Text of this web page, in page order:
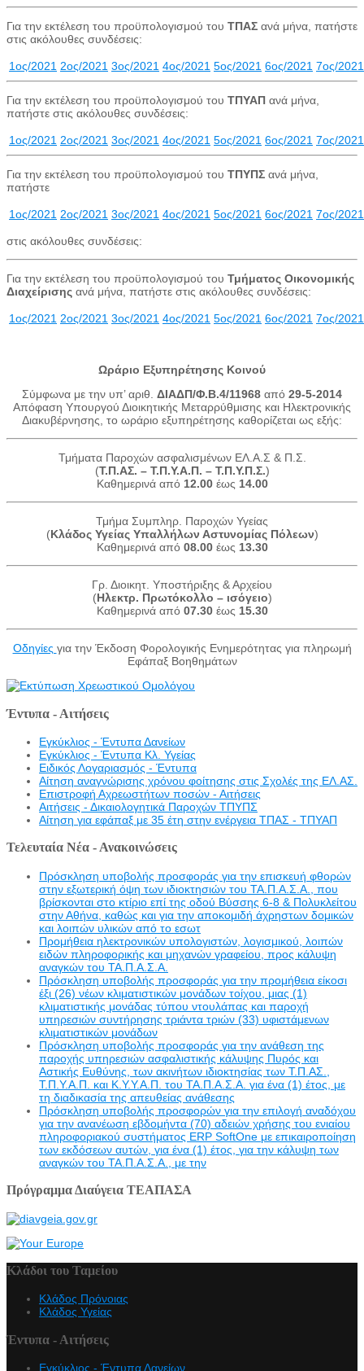
Για την εκτέλεση του προϋπολογισμού του ΤΠΑΣ ανά μήνα, πατήστε
στις ακόλουθες συνδέσεις:
1ος/2021 2ος/2021 3ος/2021 4ος/2021 5ος/2021 6ος/2021 7ος/2021
Για την εκτέλεση του προϋπολογισμού του ΤΠΥΑΠ ανά μήνα,
πατήστε στις ακόλουθες συνδέσεις:
1ος/2021 2ος/2021 3ος/2021 4ος/2021 5ος/2021 6ος/2021 7ος/2021
Για την εκτέλεση του προϋπολογισμού του ΤΠΥΠΣ ανά μήνα,
πατήστε
1ος/2021 2ος/2021 3ος/2021 4ος/2021 5ος/2021 6ος/2021 7ος/2021
στις ακόλουθες συνδέσεις:
Για την εκτέλεση του προϋπολογισμού του Τμήματος Οικονομικής
Διαχείρισης ανά μήνα, πατήστε στις ακόλουθες συνδέσεις:
1ος/2021 2ος/2021 3ος/2021 4ος/2021 5ος/2021 6ος/2021 7ος/2021
Ωράριο Εξυπηρέτησης Κοινού
Σύμφωνα με την υπ’ αριθ. ΔΙΑΔΠ/Φ.Β.4/11968 από 29-5-2014
Απόφαση Υπουργού Διοικητικής Μεταρρύθμισης και Ηλεκτρονικής
Διακυβέρνησης, το ωράριο εξυπηρέτησης καθορίζεται ως εξής:
Τμήματα Παροχών ασφαλισμένων ΕΛ.Α.Σ & Π.Σ.
(Τ.Π.ΑΣ. – Τ.Π.Υ.Α.Π. – Τ.Π.Υ.Π.Σ.)
Καθημερινά από 12.00 έως 14.00
Τμήμα Συμπληρ. Παροχών Υγείας
(Κλάδος Υγείας Υπαλλήλων Αστυνομίας Πόλεων)
Καθημερινά από 08.00έως 13.30
Γρ. Διοικητ. Υποστήριξης & Αρχείου
(Ηλεκτρ. Πρωτόκολλο – ισόγειο)
Καθημερινά από 07.30έως 15.30
Οδηγίες για την Έκδοση Φορολογικής Ενημερότητας για πληρωμή
Εφάπαξ Βοηθημάτων
Έντυπα - Αιτήσεις
Εγκύκλιος - Έντυπα Δανείων
Εγκύκλιος - Έντυπα Κλ. Υγείας
Eιδικός Λογαριασμός - Έντυπα
Αίτηση αναγνώρισης χρόνου φοίτησης στις Σχολές της ΕΛ.ΑΣ.
Επιστροφή Αχρεωστήτων ποσών - Αιτήσεις
Αιτήσεις - Δικαιολογητικά Παροχών ΤΠΥΠΣ
Αίτηση για εφάπαξ με 35 έτη στην ενέργεια ΤΠΑΣ - ΤΠΥΑΠ
Τελευταία Νέα - Ανακοινώσεις
Πρόσκληση υποβολής προσφοράς για την επισκευή φθορών
στην εξωτερική όψη των ιδιοκτησιών του ΤΑ.Π.Α.Σ.Α., που
βρίσκονται στο κτίριο επί της οδού Βύσσης 6-8 & Πολυκλείτου
στην Αθήνα, καθώς και για την αποκομιδή άχρηστων δομικών
και λοιπών υλικών από το εσωτ
Προμήθεια ηλεκτρονικών υπολογιστών, λογισμικού, λοιπών
ειδών πληροφορικής και μηχανών γραφείου, προς κάλυψη
αναγκών του ΤΑ.Π.Α.Σ.Α.
Πρόσκληση υποβολής προσφοράς για την προμήθεια είκοσι
έξι (26) νέων κλιματιστικών μονάδων τοίχου, μιας (1)
κλιματιστικής μονάδας τύπου ντουλάπας και παροχή
υπηρεσιών συντήρησης τριάντα τριών (33) υφιστάμενων
κλιματιστικών μονάδων
Πρόσκληση υποβολής προσφοράς για την ανάθεση της
παροχής υπηρεσιών ασφαλιστικής κάλυψης Πυρός και
Αστικής Ευθύνης, των ακινήτων ιδιοκτησίας των Τ.Π.ΑΣ.,
Τ.Π.Υ.Α.Π. και Κ.Υ.Υ.Α.Π. του ΤΑ.Π.Α.Σ.Α. για ένα (1) έτος, με
τη διαδικασία της απευθείας ανάθεσης
Πρόσκληση υποβολής προσφορών για την επιλογή αναδόχου
για την ανανέωση εβδομήντα (70) αδειών χρήσης του ενιαίου
πληροφοριακού συστήματος ERP SoftOne με επικαιροποίηση
των εκδόσεων αυτών, για ένα (1) έτος, για την κάλυψη των
αναγκών του ΤΑ.Π.Α.Σ.Α., με την
Πρόγραμμα Διαύγεια ΤΕΑΠΑΣΑ
Κλάδοι του Ταμείου
Κλάδος Πρόνοιας
Κλάδος Υγείας
Έντυπα - Αιτήσεις
Εγκύκλιος - Έντυπα Δανείων